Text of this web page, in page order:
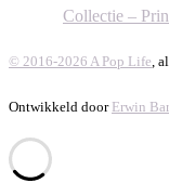
Collectie –
© 2016-2026 A Pop Life,
Ontwikkeld door Erwin